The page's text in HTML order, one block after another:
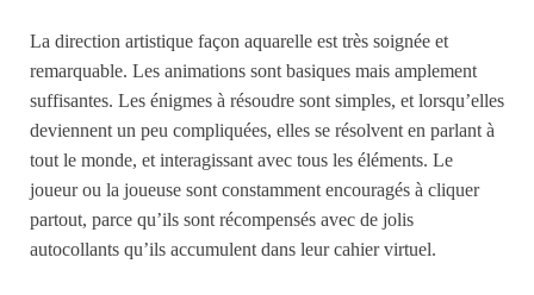
La direction artistique façon aquarelle est très soignée et
remarquable. Les animations sont basiques mais amplement
suffisantes. Les énigmes à résoudre sont simples, et lorsqu’elles
deviennent un peu compliquées, elles se résolvent en parlant à
tout le monde, et interagissant avec tous les éléments. Le
joueur ou la joueuse sont constamment encouragés à cliquer
partout, parce qu’ils sont récompensés avec de jolis
autocollants qu’ils accumulent dans leur cahier virtuel.